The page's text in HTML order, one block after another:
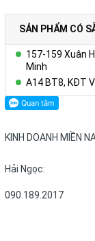
SẢN PHẨM CÓ
157-159 Xuân
Minh
A14 BT8, KĐT
KINH DOANH MIỀN
Hải Ngọc:
090.189.2017